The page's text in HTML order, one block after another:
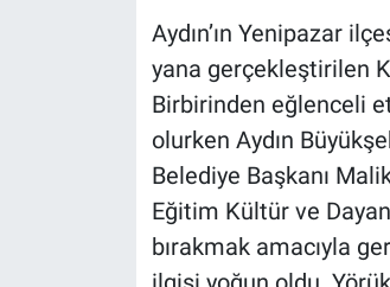
Aydın’ın Yenipazar
yana gerçekleştirilen
Birbirinden eğlenceli
olurken Aydın
Belediye Başkanı
Eğitim Kültür ve
bırakmak amacıyla